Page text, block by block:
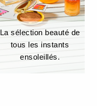
La sélection beauté de
tous les instants
ensoleillés.